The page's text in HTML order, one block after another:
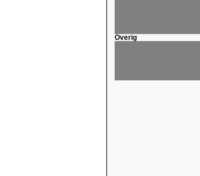
Overig